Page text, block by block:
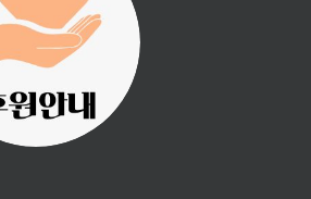
횃불 사역은
의 후원으
루어집니다.